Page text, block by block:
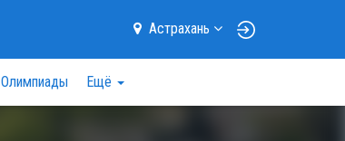
Астрахань
Олимпиады Ещё